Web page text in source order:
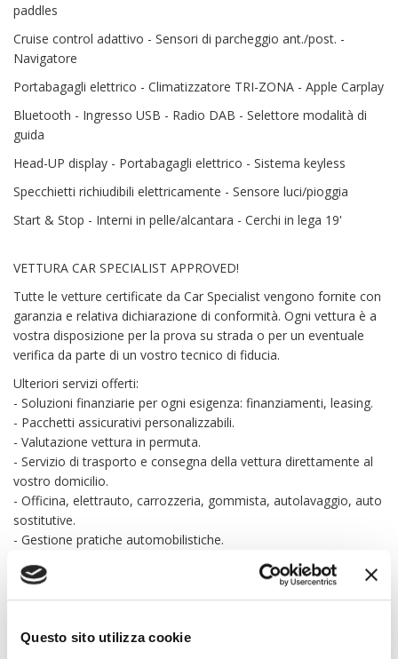
Questo sito utilizza cookie
paddles
Cruise control adattivo - Sensori di parcheggio ant./post. -
Navigatore
Portabagagli elettrico - Climatizzatore TRI-ZONA - Apple Carplay
Bluetooth - Ingresso USB - Radio DAB - Selettore modalità di
guida
Head-UP display - Portabagagli elettrico - Sistema keyless
Specchietti richiudibili elettricamente - Sensore luci/pioggia
Start & Stop - Interni in pelle/alcantara - Cerchi in lega 19'
VETTURA CAR SPECIALIST APPROVED!
Tutte le vetture certificate da Car Specialist vengono fornite con
garanzia e relativa dichiarazione di conformità. Ogni vettura è a
vostra disposizione per la prova su strada o per un eventuale
verifica da parte di un vostro tecnico di fiducia.
Ulteriori servizi offerti:
- Soluzioni finanziarie per ogni esigenza: finanziamenti, leasing.
- Pacchetti assicurativi personalizzabili.
- Valutazione vettura in permuta.
- Servizio di trasporto e consegna della vettura direttamente al
vostro domicilio.
- Officina, elettrauto, carrozzeria, gommista, autolavaggio, auto
sostitutive.
- Gestione pratiche automobilistiche.
Da Car Specialist potete anche soltanto vendere la vostra auto.
vendita, inserendola sui nostri portali.